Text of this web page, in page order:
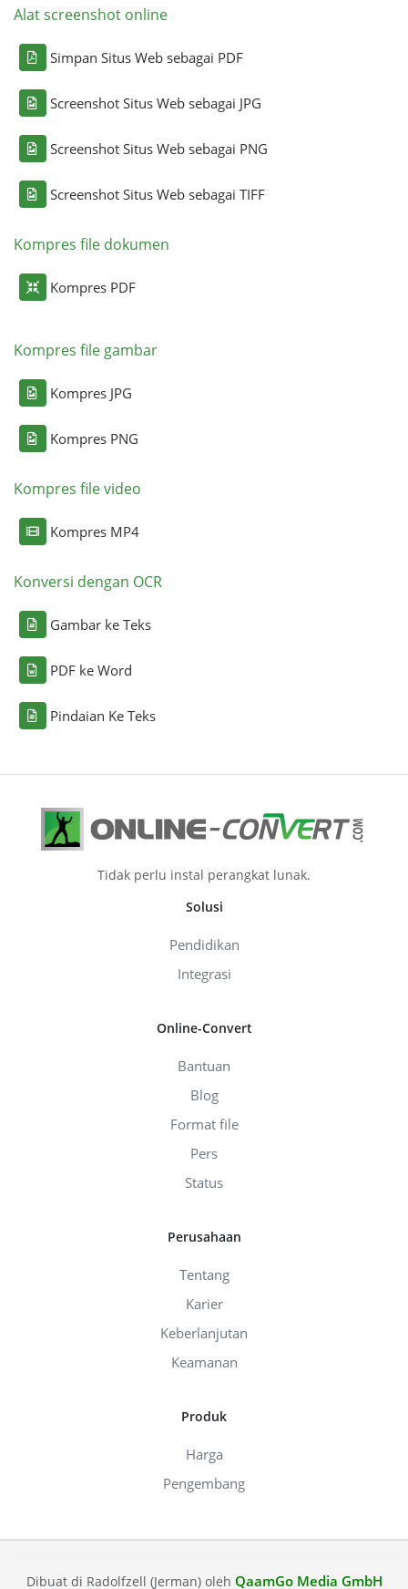
Alat screenshot online
Simpan Situs Web sebagai PDF
Screenshot Situs Web sebagai JPG
Screenshot Situs Web sebagai PNG
Screenshot Situs Web sebagai TIFF
Kompres file dokumen
Kompres PDF
Kompres file gambar
Kompres JPG
Kompres PNG
Kompres file video
Kompres MP4
Konversi dengan OCR
Gambar ke Teks
PDF ke Word
Pindaian Ke Teks
Tidak perlu instal perangkat lunak.
Solusi
Pendidikan
Integrasi
Online-Convert
Bantuan
Blog
Format file
Pers
Status
Perusahaan
Tentang
Karier
Keberlanjutan
Keamanan
Produk
Harga
Pengembang
Dibuat di Radolfzell (Jerman) oleh QaamGo Media GmbH